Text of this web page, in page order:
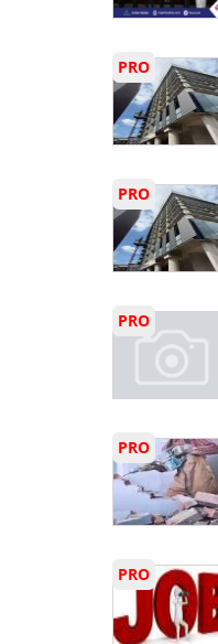
PRO
PRO
PRO
PRO
PRO